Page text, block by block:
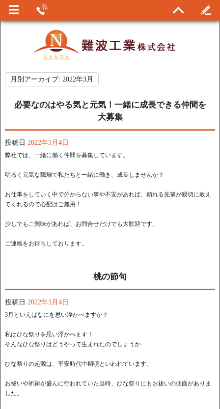
月別アーカイブ: 2022年3月
必要なのはやる気と元気！一緒に成長できる仲間を
大募集
投稿日 2022年3月4日
弊社では、一緒に働く仲間を募集しています。
明るく元気な職場で私たちと一緒に働き、成長しませんか？
お仕事をしていく中で分からない事や不安があれば、頼れる先輩が親切に教え
てくれるので心配はご無用！
少しでもご興味があれば、お問合せだけでも大歓迎です。
ご連絡をお待ちしております。
桃の節句
投稿日 2022年3月4日
3月といえばなにを思い浮かべますか？
私はひな祭りを思い浮かべます！
そんなひな祭りはどうやって生まれたのでしょうか...
ひな祭りの起源は、平安時代中期頃といわれています。
お祓いや祈祷が盛んに行われていた当時、ひな祭りにもお祓いの側面がありま
した。